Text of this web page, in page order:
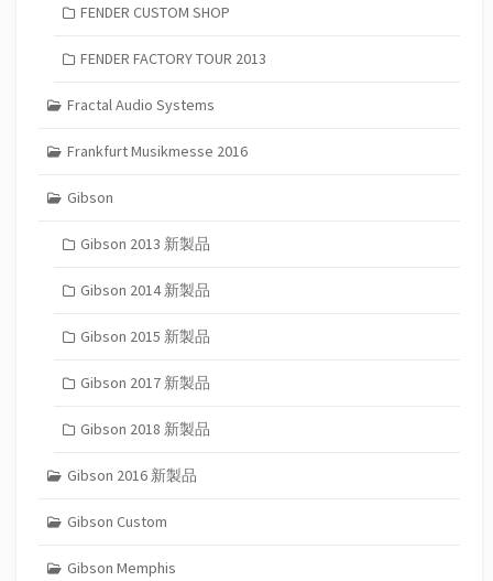
FENDER CUSTOM SHOP
FENDER FACTORY TOUR 2013
Fractal Audio Systems
Frankfurt Musikmesse 2016
Gibson
Gibson 2013 新製品
Gibson 2014 新製品
Gibson 2015 新製品
Gibson 2017 新製品
Gibson 2018 新製品
Gibson 2016 新製品
Gibson Custom
Gibson Memphis